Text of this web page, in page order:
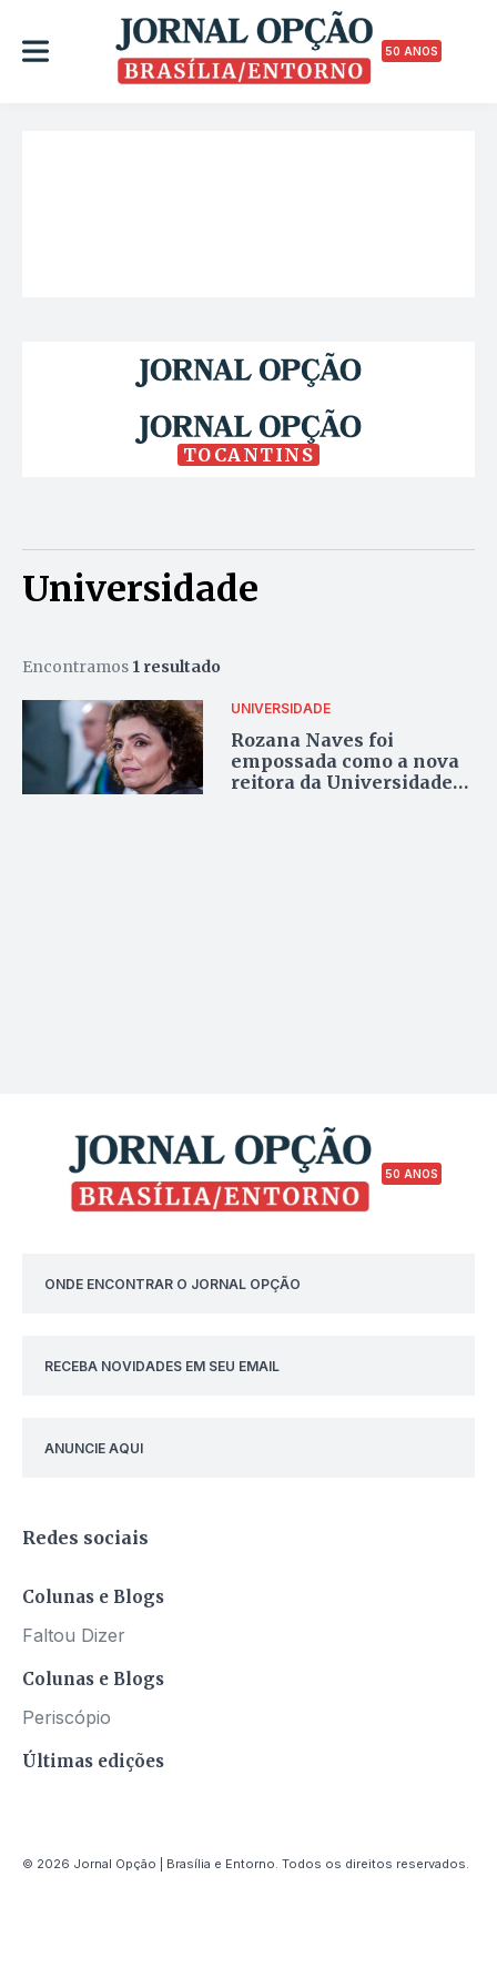
50 ANOS
TOCANTINS
Universidade
Encontramos 1 resultado
UNIVERSIDADE
Rozana Naves foi
empossada como a nova
reitora da Universidade
50 ANOS
ONDE ENCONTRAR O JORNAL OPÇÃO
RECEBA NOVIDADES EM SEU EMAIL
ANUNCIE AQUI
Redes sociais
Colunas e Blogs
Faltou Dizer
Colunas e Blogs
Periscópio
Últimas edições
© 2026 Jornal Opção | Brasília e Entorno. Todos os direitos reservados.